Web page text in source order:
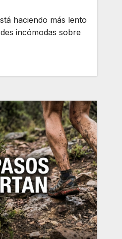
haciendo más lento
incómodas sobre